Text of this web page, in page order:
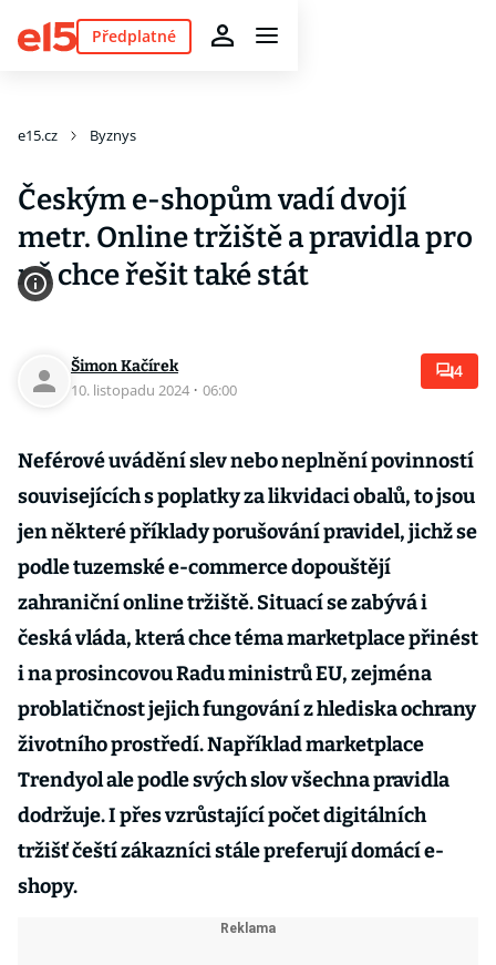
Předplatné
e15.cz Byznys
Českým e-shopům vadí dvojí
metr. Online tržiště a pravidla pro
ně chce řešit také stát
Šimon Kačírek
10. listopadu 2024 · 06:00
4
Neférové uvádění slev nebo neplnění povinností
souvisejících s poplatky za likvidaci obalů, to jsou
jen některé příklady porušování pravidel, jichž se
podle tuzemské e-commerce dopouštějí
zahraniční online tržiště. Situací se zabývá i
česká vláda, která chce téma marketplace přinést
i na prosincovou Radu ministrů EU, zejména
problatičnost jejich fungování z hlediska ochrany
životního prostředí. Například marketplace
Trendyol ale podle svých slov všechna pravidla
dodržuje. I přes vzrůstající počet digitálních
tržišť čeští zákazníci stále preferují domácí e-
shopy.